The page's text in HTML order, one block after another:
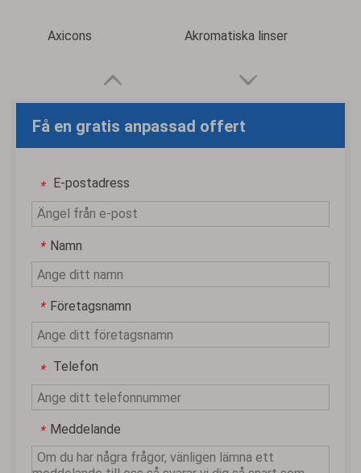
Axicons Akromatiska linser
Få en gratis anpassad offert
* E-postadress
* Namn
* Företagsnamn
* Telefon
* Meddelande